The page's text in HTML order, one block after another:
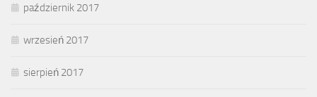
październik 2017
wrzesień 2017
sierpień 2017